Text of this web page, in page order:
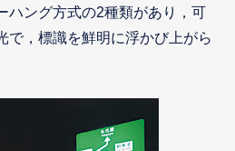
ハング方式の2種類があり，可
で，標識を鮮明に浮かび上がら